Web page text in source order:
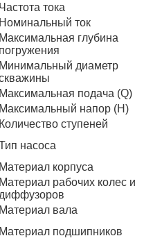
тока
ток
глубина
диаметр
подача (Q)
напор (H)
ступеней
насоса
корпуса
рабочих колес и
вала
подшипников